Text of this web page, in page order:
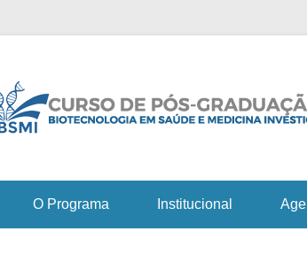
O Programa Institucional